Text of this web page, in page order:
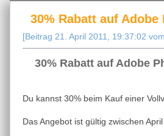
30% Rabatt auf
[Beitrag 21. April 2011, 19:37:02
30% Rabatt auf Adobe
Du kannst 30% beim Kauf einer
Das Angebot ist gültig zwischen